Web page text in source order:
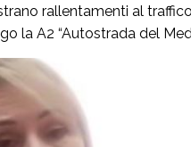
rallentamenti al
la A2 “Autostrada del
tra gli svincoli di Altilia
(CZ). Sul posto è
118 e il soccorso meccanico